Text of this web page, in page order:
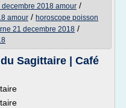
2018 amour /
amour / horoscope poisson
21 decembre 2018 /
Sagittaire | Café